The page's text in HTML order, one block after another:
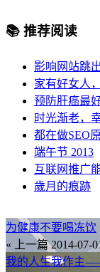
📚 推荐阅读
影响网站跳
家有好女人
预防肝癌最
时光渐老，
都在做SEO
端午节 2013
互联网推广
歲月的痕跡
为健康不要喝冻饮
« 上一篇 2014-07-
我的人生我作主